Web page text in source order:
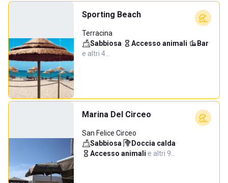
Sporting Beach
Terracina
Sabbiosa· Accesso animali· Bar·
e altri 4…
Marina Del Circeo
San Felice Circeo
Sabbiosa· Doccia calda·
Accesso animali·e altri 9…